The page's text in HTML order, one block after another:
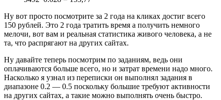
Ну вот просто посмотрите за 2 года на кликах достиг всего
150 рублей. Это 2 года тратить время а получить немного
мелочи, вот вам и реальная статистика живого человека, а не
та, что распрягают на других сайтах.
Ну давайте теперь посмотрим по заданиям, ведь они
оплачиваются больше всего, но и затрат времени надо много.
Насколько я узнал из переписки он выполнял задания в
диапазоне 0.2 — 0.5 поскольку большие требуют активности
на других сайтах, а такие можно выполнять очень быстро.